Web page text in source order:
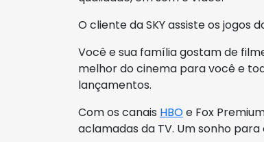
O cliente da SKY assiste os jogos
Você e sua família gostam de
melhor do cinema para você e
lançamentos.
Com os canais HBOe Fox
aclamadas da TV. Um sonho